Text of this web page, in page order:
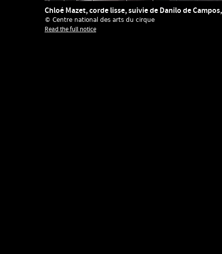
Chloé Mazet, corde lisse, suivie de Danilo de
© Centre national des arts du cirque
Read the full notice